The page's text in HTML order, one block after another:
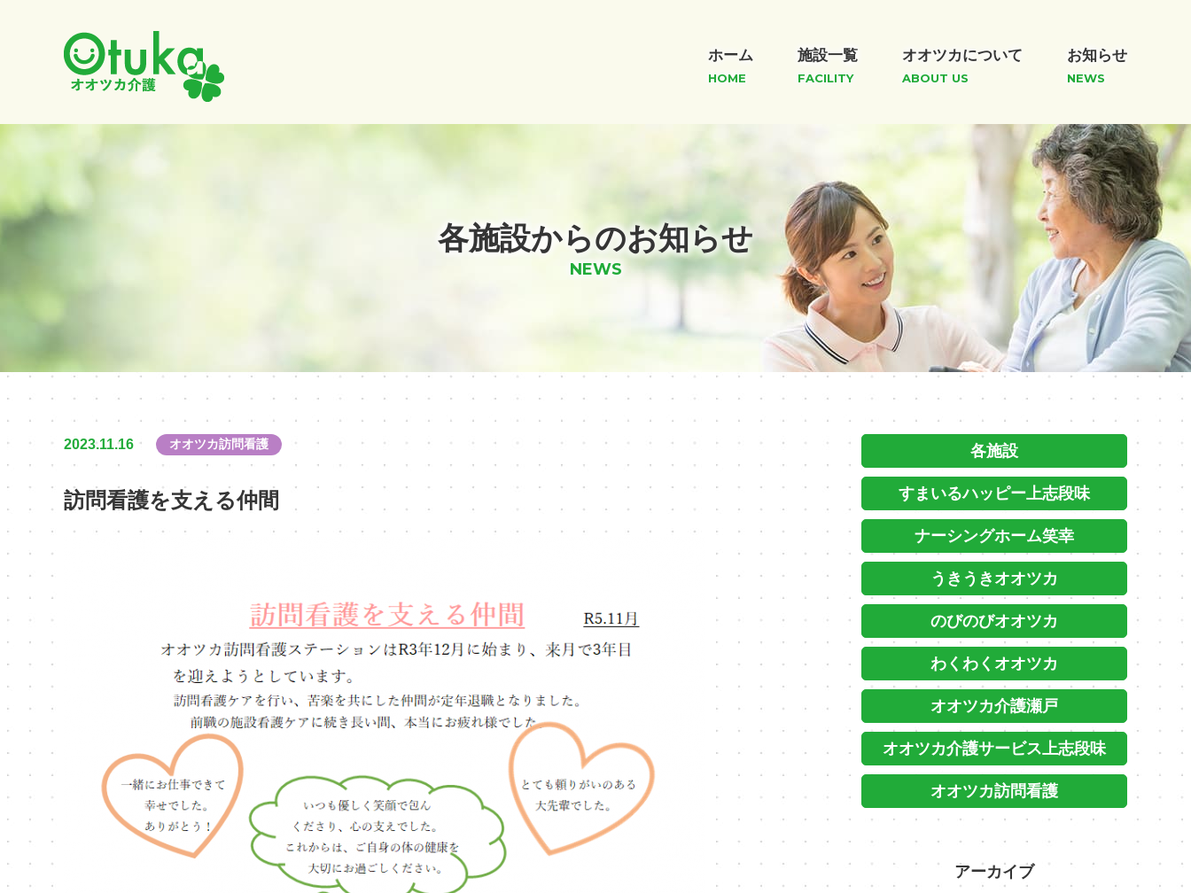
ホーム
HOME
施設一覧
FACILITY
オオツカについて
ABOUT US
お知らせ
NEWS
各施設からのお知らせ
NEWS
2023.11.16 オオツカ訪問看護
訪問看護を支える仲間
各施設
すまいるハッピー上志段味
ナーシングホーム笑幸
うきうきオオツカ
のびのびオオツカ
わくわくオオツカ
オオツカ介護瀬戸
オオツカ介護サービス上志段味
オオツカ訪問看護
アーカイブ